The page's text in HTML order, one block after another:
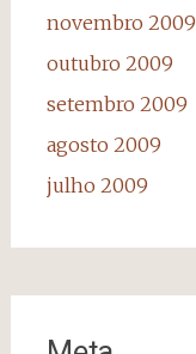
novembro 2009
outubro 2009
setembro 2009
agosto 2009
julho 2009